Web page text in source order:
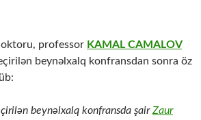
professor KAMAL CAMALOV
beynəlxalq konfransdan sonra öz
beynəlxalq konfransda şairZaur